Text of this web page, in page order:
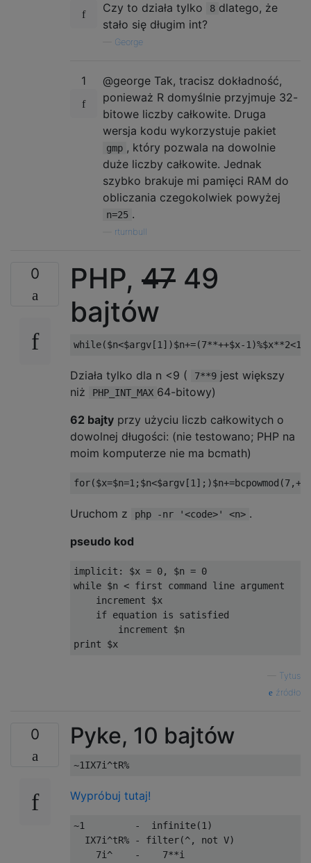
Czy to działa tylko 8 dlatego, że
stało się długim int?
George
1
@george Tak, tracisz dokładność,
ponieważ R domyślnie przyjmuje 32-
bitowe liczby całkowite. Druga
wersja kodu wykorzystuje pakiet
gmp , który pozwala na dowolnie
duże liczby całkowite. Jednak
szybko brakuje mi pamięci RAM do
obliczania czegokolwiek powyżej
n=25 .
rturnbull
0 PHP, 47 49
bajtów
while($n<$argv [1 ])$n+=(7**++$x-1 )%$x**2<1
Działa tylko dla n <9 ( 7**9 jest większy
niż
PHP_INT_MAX 64-bitowy)
62 bajty przy użyciu liczb całkowitych o
dowolnej długości: (nie testowano; PHP na
moim komputerze nie ma bcmath)
for($x=$n=1 ; $n<$argv [1 ];)$n+=bcpowmod (7,++
Uruchom z php -nr '<code>' <n> .
pseudo kod
implicit: $x = 0, $n = 0
while $n < first command line argument
    increment $x
    if equation is satisfied
        increment $n
Tytus
źródło
0 Pyke, 10 bajtów
Wypróbuj tutaj!
~1         -  infinite(1)
  IX7i^tR% - filter(^, not V)
    7i^    -    7**i